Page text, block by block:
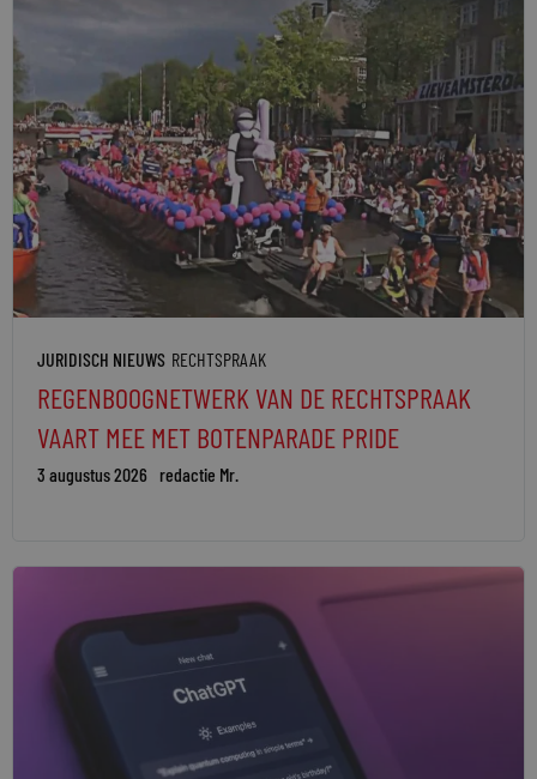
JURIDISCH NIEUWS RECHTSPRAAK
REGENBOOGNETWERK VAN DE RECHTSPRAAK
VAART MEE MET BOTENPARADE PRIDE
3 augustus 2026 redactie Mr.